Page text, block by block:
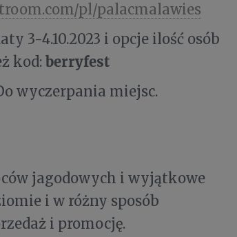
pl/palacmalawies
3-4.10.2023 i opcje ilość osób
kod: berryfest
wyczerpania miejsc.
jagodowych i wyjątkowe
i w różny sposób
i promocję.